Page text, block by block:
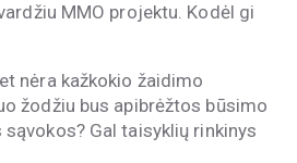
MMO projektu. Kodėl gi
nėra kažkokio žaidimo
žodžiu bus apibrėžtos būsimo
Gal taisyklių rinkinys